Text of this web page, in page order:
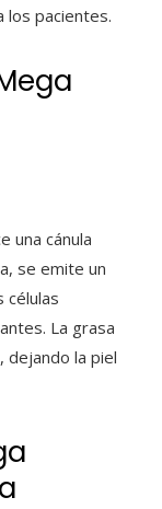
los pacientes.
una cánula
se emite un
células
La grasa
dejando la piel